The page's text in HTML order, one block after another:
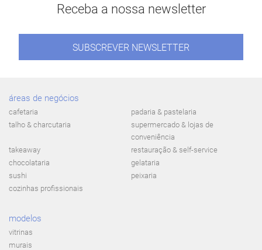
Receba a nossa newsletter
SUBSCREVER NEWSLETTER
áreas de negócios
cafetaria
padaria & pastelaria
talho & charcutaria
supermercado & lojas de
conveniência
takeaway
restauração & self-service
chocolataria
gelataria
sushi
peixaria
cozinhas profissionais
modelos
vitrinas
murais